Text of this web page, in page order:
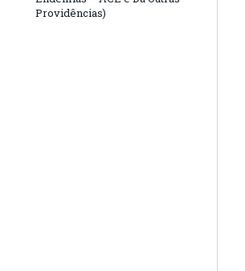
Providências)